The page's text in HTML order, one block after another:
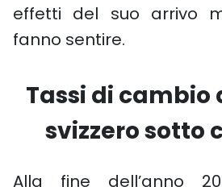
effetti del suo arrivo
fanno sentire.
Tassi di cambio
svizzero sotto
Alla fine dell’anno